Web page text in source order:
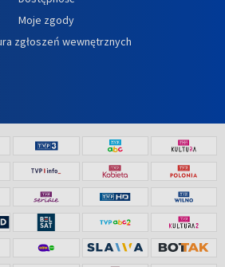
Moje zgody
zgłoszeń wewnętrznych